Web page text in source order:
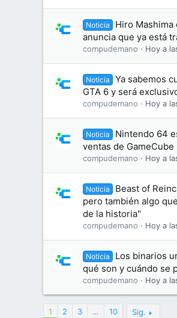
Noticia
Hiro Mashima
anuncia que ya está
compudemano Hoy a
Noticia
Ya sabemos
GTA 6 y será
compudemano Hoy a
Noticia
Nintendo 64
ventas de GameCube
compudemano Hoy a
Noticia
Beast of
pero también algo
de la historia"
compudemano Hoy a
Noticia
Los binarios
qué son y cuándo se
compudemano Hoy a
1 2 3 … 10 Sig.